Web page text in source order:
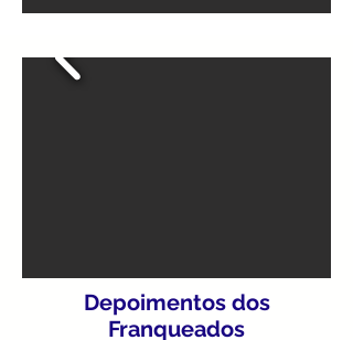
Depoimentos dos
Franqueados